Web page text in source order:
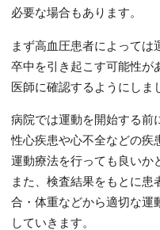
必要な場合もあります。
まず高血圧患者によって
卒中を引き起こす可能性が
医師に確認するようにしま
病院では運動を開始する前
性心疾患や心不全などの疾
運動療法を行っても良いか
また、検査結果をもとに
合・体重などから適切な運
していきます。